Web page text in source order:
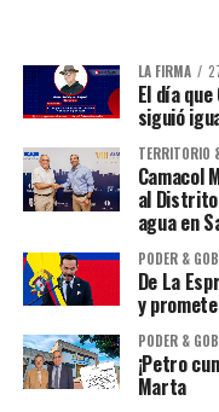
LA FIRMA
El día
siguió
TERRITORIO
Camacol
al
agua en
PODER &
De La
y
PODER &
¡Petro
Marta